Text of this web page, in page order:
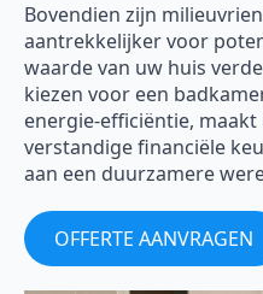
Bovendien zijn
aantrekkelijker voor
waarde van uw huis
kiezen voor een
energie-efficiëntie, maakt
verstandige financiële
aan een duurzamere
OFFERTE AANVRAGEN